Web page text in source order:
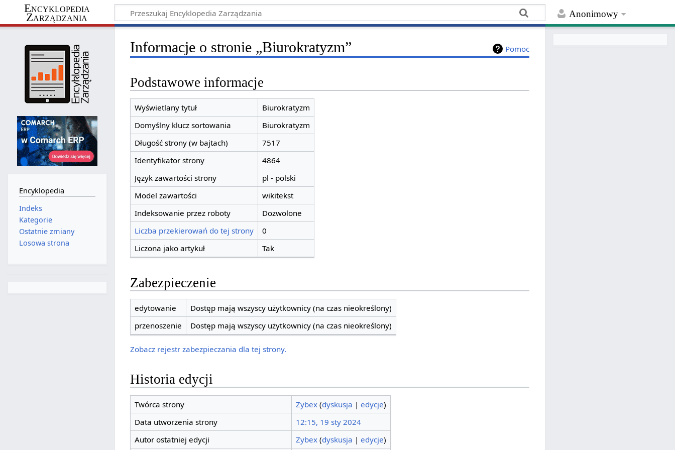
Anonimowy
Encyklopedia
Zarządzania
Pomoc
Informacje o stronie „Biurokratyzm”
Podstawowe informacje
Wyświetlany tytuł
Biurokratyzm
Domyślny klucz sortowania
Biurokratyzm
Długość strony (w bajtach)
7517
Identyfikator strony
4864
Język zawartości strony
pl - polski
Model zawartości
wikitekst
Indeksowanie przez roboty
Dozwolone
Liczba przekierowań do tej strony
0
Liczona jako artykuł
Tak
Zabezpieczenie
edytowanie
Dostęp mają wszyscy użytkownicy (na czas nieokreślony)
przenoszenie
Dostęp mają wszyscy użytkownicy (na czas nieokreślony)
Zobacz rejestr zabezpieczania dla tej strony.
Historia edycji
Twórca strony Zybex (dyskusja | edycje)
Data utworzenia strony
12:15, 19 sty 2024
Autor ostatniej edycji
Zybex (dyskusja | edycje)
Encyklopedia
Indeks
Kategorie
Ostatnie zmiany
Losowa strona